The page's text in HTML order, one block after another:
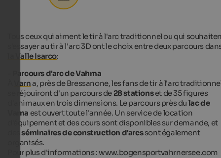
Tous ceux qui aiment le tir à l'arc traditionnel ou qui
s'essayer au tir à l'arc 3D ont le choix entre deux parcours
la Valle Isarco:
Parcours d'arc de Vahrna
Varna, près de Bressanone, les fans de tir à l'arc
se réjouiront d'un parcours de 28 stationset de 35 figures
d'animaux en trois dimensions. Le parcours près du lac de
Varna est ouvert toute l'année. Un service de location
d'équipement et des cours sont disponibles sur demande, et
desséminaires de construction d'arcssont également
organisés.
Pour plus d'informations : www.bogensportvahrnersee.com